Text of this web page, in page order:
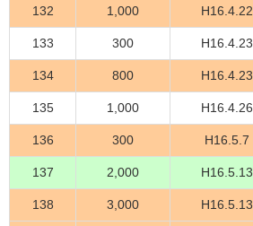
132 1,000 H16.4.22
133 300 H16.4.23
134 800 H16.4.23
135 1,000 H16.4.26
136 300 H16.5.7
137 2,000 H16.5.13
138 3,000 H16.5.13